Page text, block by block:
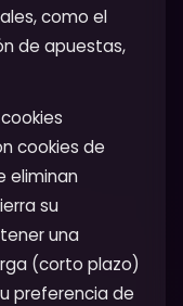
como el
de apuestas,
cookies de
eliminan
su
una
(corto plazo)
preferencia de